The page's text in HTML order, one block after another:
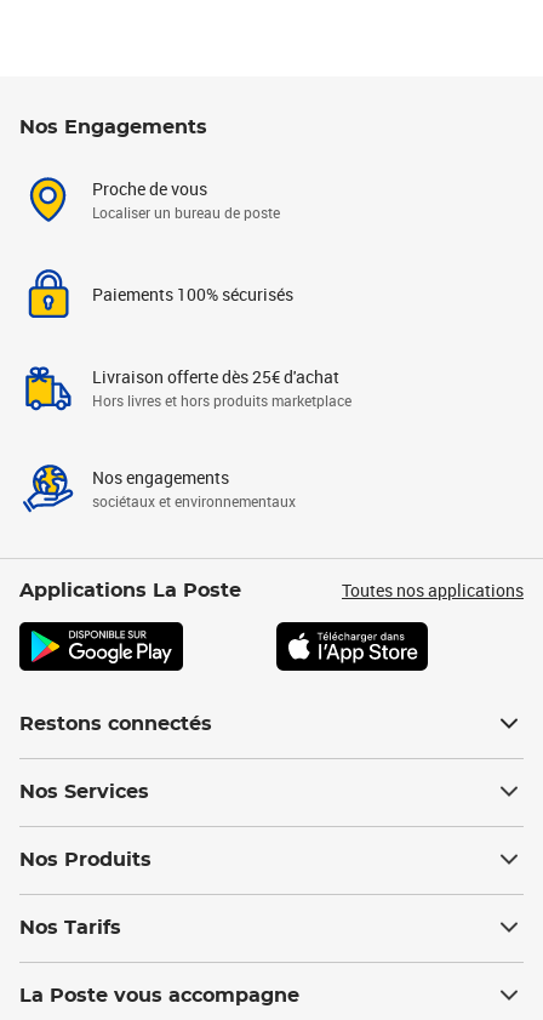
Nos Engagements
Proche de vous
Localiser un bureau de poste
Paiements 100% sécurisés
Livraison offerte dès 25€ d'achat
Hors livres et hors produits marketplace
Nos engagements
sociétaux et environnementaux
Applications La Poste Toutes nos applications
Restons connectés
Nos Services
Nos Produits
Nos Tarifs
La Poste vous accompagne